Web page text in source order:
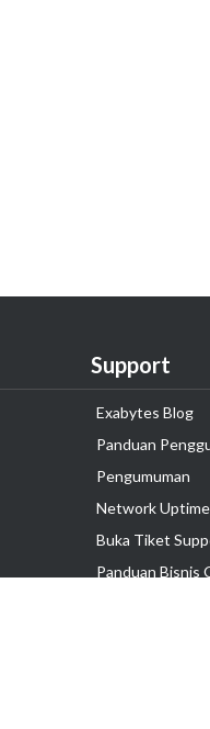
Support
Exabytes Blog
Panduan
Pengumuman
Network Uptime
Buka Tiket
Panduan Bisnis